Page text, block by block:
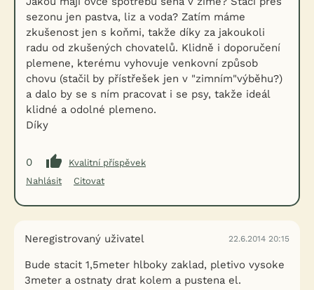
sezonu jen pastva, liz a voda? Zatím máme
zkušenost jen s koňmi, takže díky za jakoukoli
radu od zkušených chovatelů. Klidně i doporučení
plemene, kterému vyhovuje venkovní způsob
chovu (stačil by přístřešek jen v "zimním"výběhu?)
a dalo by se s ním pracovat i se psy, takže ideál
klidné a odolné plemeno.
Díky
0
Kvalitní příspěvek
Nahlásit
Citovat
Neregistrovaný uživatel 22.6.2014 20:15
Bude stacit 1,5meter hlboky zaklad, pletivo vysoke
3meter a ostnaty drat kolem a pustena el.